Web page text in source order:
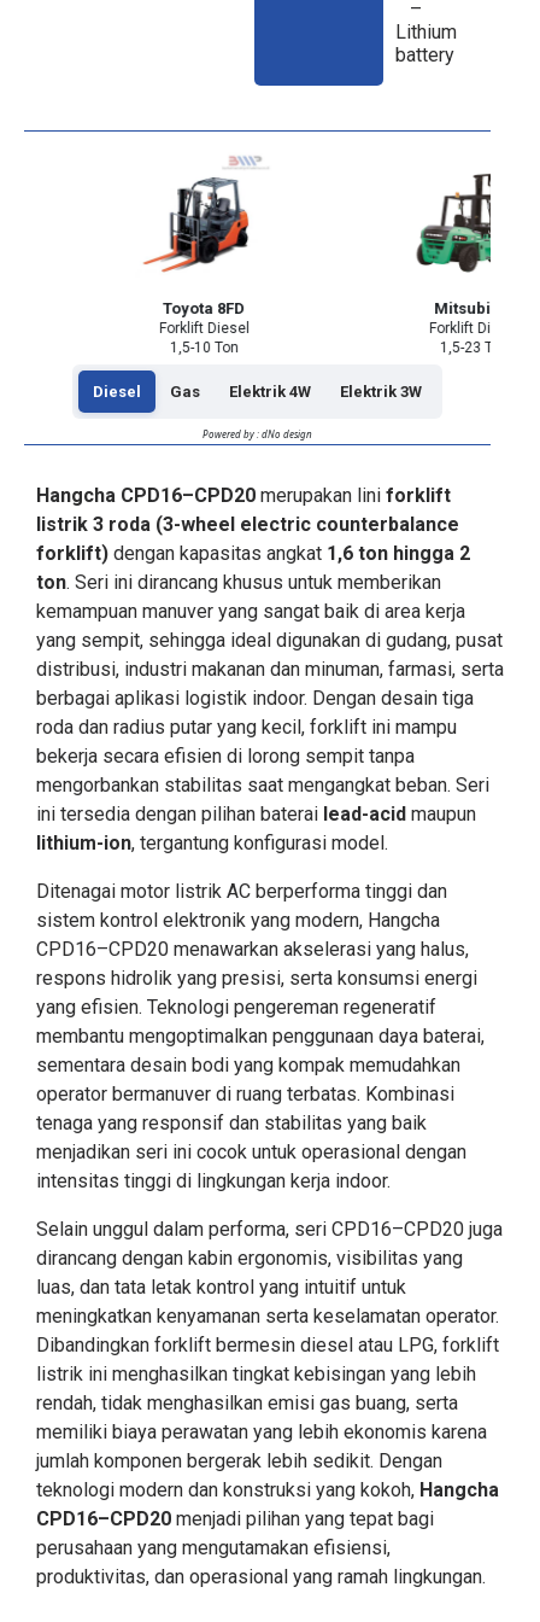
–
Lithium
battery
Toyota 8FD
Forklift Diesel
1,5-10 Ton
Mitsubishi
Forklift Diesel
1,5-23 Ton
Diesel Gas Elektrik 4W Elektrik 3W
Powered by : dNo design
Hangcha CPD16–CPD20 merupakan lini forklift
listrik 3 roda (3-wheel electric counterbalance
forklift) dengan kapasitas angkat 1,6 ton hingga 2
ton. Seri ini dirancang khusus untuk memberikan
kemampuan manuver yang sangat baik di area kerja
yang sempit, sehingga ideal digunakan di gudang, pusat
distribusi, industri makanan dan minuman, farmasi, serta
berbagai aplikasi logistik indoor. Dengan desain tiga
roda dan radius putar yang kecil, forklift ini mampu
bekerja secara efisien di lorong sempit tanpa
mengorbankan stabilitas saat mengangkat beban. Seri
ini tersedia dengan pilihan baterai lead-acid maupun
lithium-ion, tergantung konfigurasi model.
Ditenagai motor listrik AC berperforma tinggi dan
sistem kontrol elektronik yang modern, Hangcha
CPD16–CPD20 menawarkan akselerasi yang halus,
respons hidrolik yang presisi, serta konsumsi energi
yang efisien. Teknologi pengereman regeneratif
membantu mengoptimalkan penggunaan daya baterai,
sementara desain bodi yang kompak memudahkan
operator bermanuver di ruang terbatas. Kombinasi
tenaga yang responsif dan stabilitas yang baik
menjadikan seri ini cocok untuk operasional dengan
intensitas tinggi di lingkungan kerja indoor.
Selain unggul dalam performa, seri CPD16–CPD20 juga
dirancang dengan kabin ergonomis, visibilitas yang
luas, dan tata letak kontrol yang intuitif untuk
meningkatkan kenyamanan serta keselamatan operator.
Dibandingkan forklift bermesin diesel atau LPG, forklift
listrik ini menghasilkan tingkat kebisingan yang lebih
rendah, tidak menghasilkan emisi gas buang, serta
memiliki biaya perawatan yang lebih ekonomis karena
jumlah komponen bergerak lebih sedikit. Dengan
teknologi modern dan konstruksi yang kokoh, Hangcha
CPD16–CPD20 menjadi pilihan yang tepat bagi
perusahaan yang mengutamakan efisiensi,
produktivitas, dan operasional yang ramah lingkungan.